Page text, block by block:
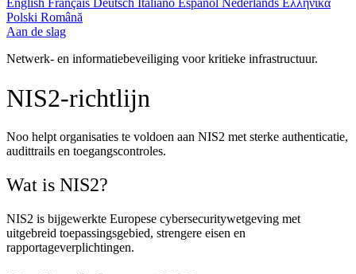
English Français Deutsch Italiano Español Nederlands Ελληνικά
Polski Română
Aan de slag
Netwerk- en informatiebeveiliging voor kritieke infrastructuur.
NIS2-richtlijn
Noo helpt organisaties te voldoen aan NIS2 met sterke authenticatie,
audittrails en toegangscontroles.
Wat is NIS2?
NIS2 is bijgewerkte Europese cybersecuritywetgeving met
uitgebreid toepassingsgebied, strengere eisen en
rapportageverplichtingen.